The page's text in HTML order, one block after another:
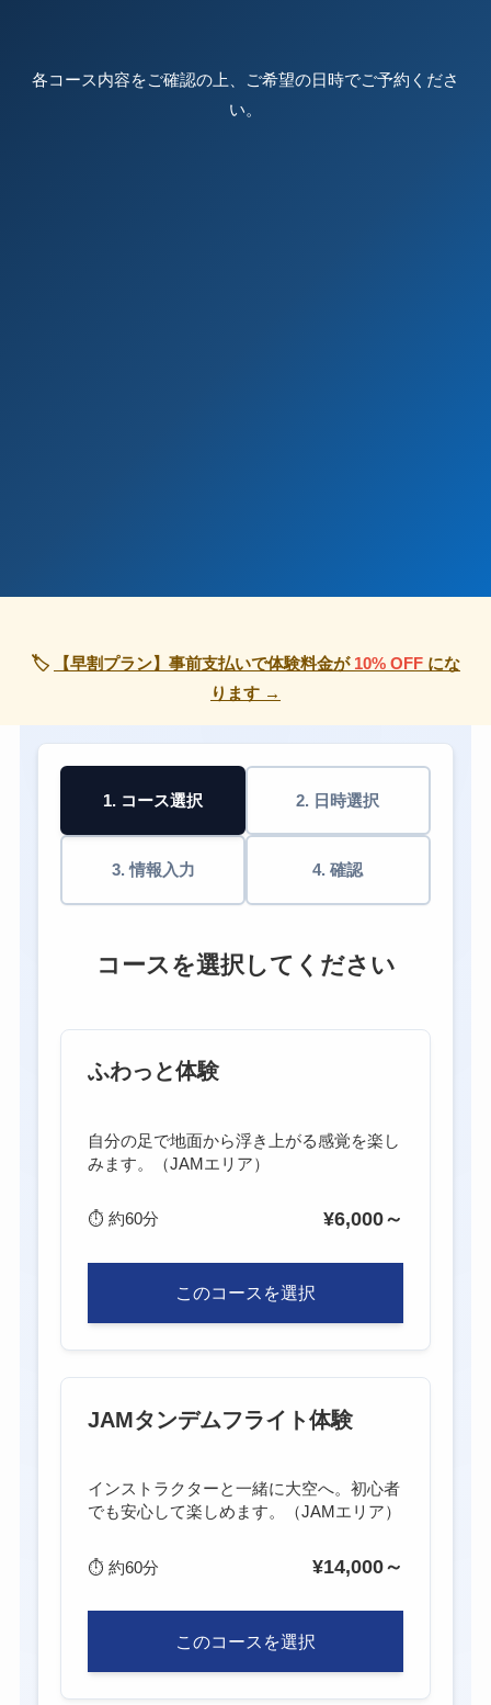
各コース内容をご確認の上、ご希望の日時でご予約くださ
い。
🏷 【早割プラン】事前支払いで体験料金が 10% OFF にな
ります →
1. コース選択 2. 日時選択
3. 情報入力 4. 確認
コースを選択してください
ふわっと体験
自分の足で地面から浮き上がる感覚を楽し
みます。（JAMエリア）
⏱約60分 ¥6,000～
このコースを選択
JAMタンデムフライト体験
インストラクターと一緒に大空へ。初心者
でも安心して楽しめます。（JAMエリア）
⏱約60分 ¥14,000～
このコースを選択